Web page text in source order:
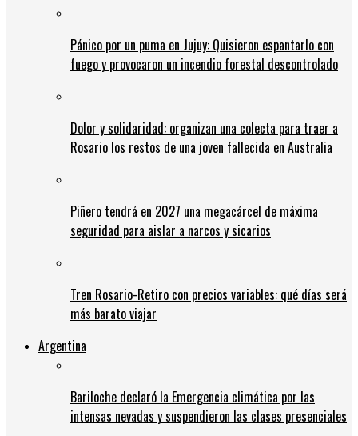
Pánico por un puma en Jujuy: Quisieron espantarlo con
fuego y provocaron un incendio forestal descontrolado
Dolor y solidaridad: organizan una colecta para traer a
Rosario los restos de una joven fallecida en Australia
Piñero tendrá en 2027 una megacárcel de máxima
seguridad para aislar a narcos y sicarios
Tren Rosario-Retiro con precios variables: qué días será
más barato viajar
Argentina
Bariloche declaró la Emergencia climática por las
intensas nevadas y suspendieron las clases presenciales